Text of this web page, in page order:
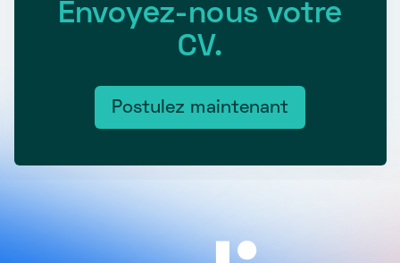
Envoyez-nous votre
CV.
Postulez maintenant